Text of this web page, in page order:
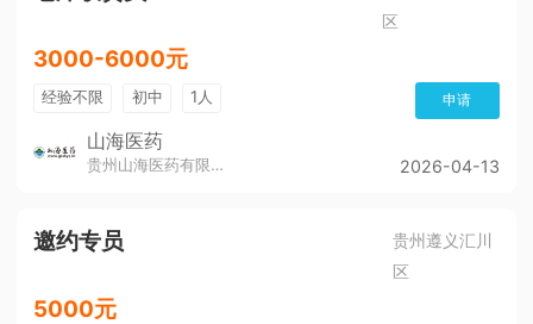
区
3000-6000元
经验不限 初中 1人 申请
山海医药
贵州山海医药有限公司 2026-04-13
邀约专员
贵州遵义汇川
区
5000元